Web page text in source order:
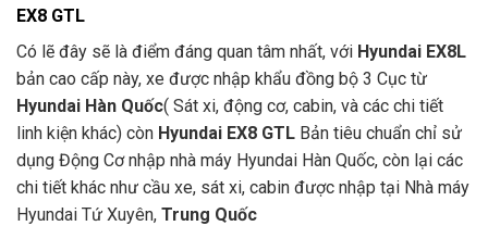
EX8 GTL
Có lẽ đây sẽ là điểm đáng quan tâm nhất, với Hyundai EX8L
bản cao cấp này, xe được nhập khẩu đồng bộ 3 Cục từ
Hyundai Hàn Quốc( Sát xi, động cơ, cabin, và các chi tiết
linh kiện khác) còn Hyundai EX8 GTL Bản tiêu chuẩn chỉ sử
dụng Động Cơ nhập nhà máy Hyundai Hàn Quốc, còn lại các
chi tiết khác như cầu xe, sát xi, cabin được nhập tại Nhà máy
Hyundai Tứ Xuyên, Trung Quốc